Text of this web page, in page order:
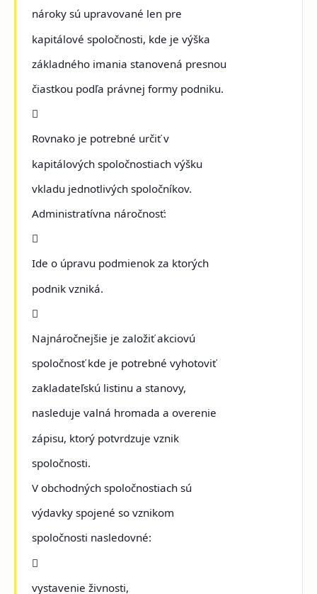
nároky sú upravované len pre
kapitálové spoločnosti, kde je výška
základného imania stanovená presnou
čiastkou podľa právnej formy podniku.

Rovnako je potrebné určiť v
kapitálových spoločnostiach výšku
vkladu jednotlivých spoločníkov.
Administratívna náročnosť:

Ide o úpravu podmienok za ktorých
podnik vzniká.

Najnáročnejšie je založiť akciovú
spoločnosť kde je potrebné vyhotoviť
zakladateľskú listinu a stanovy,
nasleduje valná hromada a overenie
zápisu, ktorý potvrdzuje vznik
spoločnosti.
V obchodných spoločnostiach sú
výdavky spojené so vznikom
spoločnosti nasledovné:

vystavenie živnosti,